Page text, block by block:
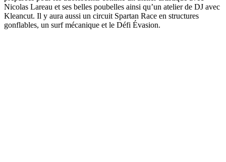
Nicolas Lareau et ses belles poubelles ainsi qu’un atelier de DJ avec
Kleancut. Il y aura aussi un circuit Spartan Race en structures
gonflables, un surf mécanique et le Défi Évasion.